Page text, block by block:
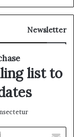
Newsletter
list to